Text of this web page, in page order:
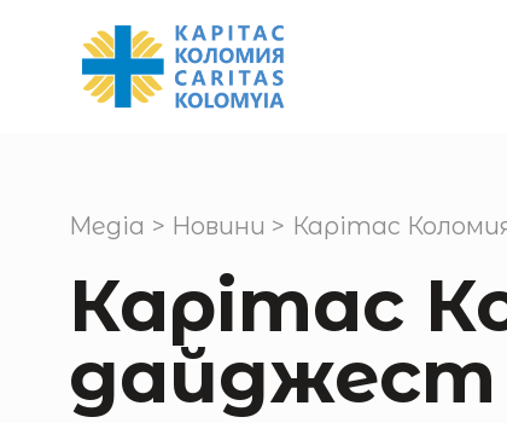
Медіа > Новини > Карітас
Карітас
дайджест